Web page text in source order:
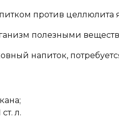
против
полезными
напиток,
л.